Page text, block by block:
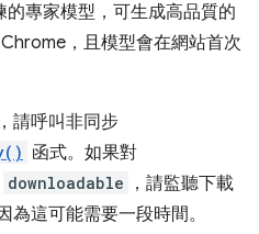
專家模型，可生成高品質的
，且模型會在網站首次
請呼叫非同步
函式。如果對
downloadable
，請監聽下載
這可能需要一段時間。